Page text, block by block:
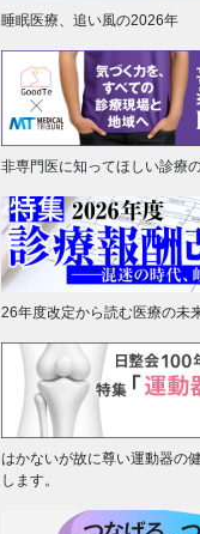
睡眠医療、追い風の2026年
非専門医に知ってほしい診療
26年度改定から読む医療の未
はかないが故に尊い運動器の
します。